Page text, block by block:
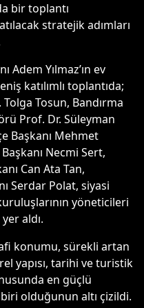
bir toplantı
stratejik adımları
Adem Yılmaz’ın ev
katılımlı toplantıda;
Tolga Tosun, Bandırma
Prof. Dr. Süleyman
Başkanı Mehmet
Necmi Sert,
Can Ata Tan,
Serdar Polat, siyasi
yöneticileri
aldı.
konumu, sürekli artan
yapısı, tarihi ve turistik
en güçlü
olduğunun altı çizildi.